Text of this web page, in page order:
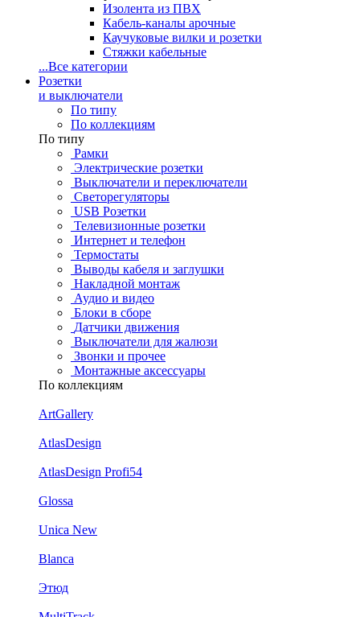
Изолента из ПВХ
Кабель-каналы арочные
Каучуковые вилки и розетки
Стяжки кабельные
...Все категории
Розетки
и выключатели
По типу
По коллекциям
По типу
Рамки
Электрические розетки
Выключатели и переключатели
Светорегуляторы
USB Розетки
Телевизионные розетки
Интернет и телефон
Термостаты
Выводы кабеля и заглушки
Накладной монтаж
Аудио и видео
Блоки в сборе
Датчики движения
Выключатели для жалюзи
Звонки и прочее
Монтажные аксессуары
По коллекциям
ArtGallery
AtlasDesign
AtlasDesign Profi54
Glossa
Unica New
Blanca
Этюд